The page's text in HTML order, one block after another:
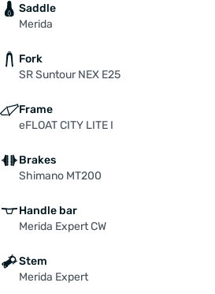
Saddle
Merida
Fork
SR Suntour NEX E25
Frame
eFLOAT CITY LITE I
Brakes
Shimano MT200
Handle bar
Merida Expert CW
Stem
Merida Expert